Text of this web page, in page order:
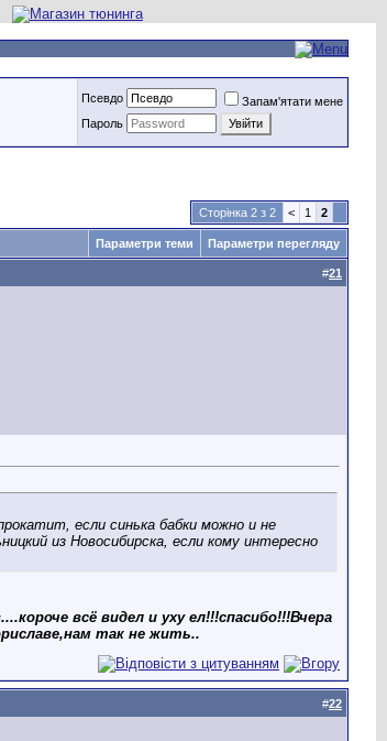
Псевдо
Запам'ятати мене
Пароль
Сторінка 2 з 2 < 1 2
Параметри теми Параметри перегляду
#21
если синька бабки можно и не
из Новосибирска, если кому интересно
всё видел и уху ел!!!спасибо!!!Вчера
так не жить..
#22